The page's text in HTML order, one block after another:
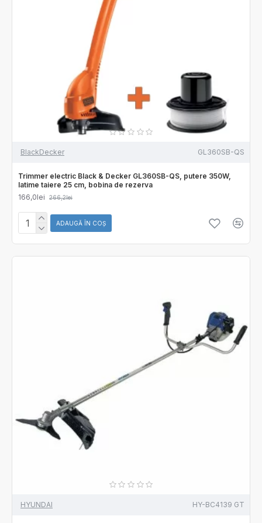
BlackDecker GL360SB-QS
Trimmer electric Black & Decker GL360SB-QS, putere 350W,
latime taiere 25 cm, bobina de rezerva
166,0lei
266,2lei
ADAUGĂ ÎN COŞ
HYUNDAI HY-BC4139 GT